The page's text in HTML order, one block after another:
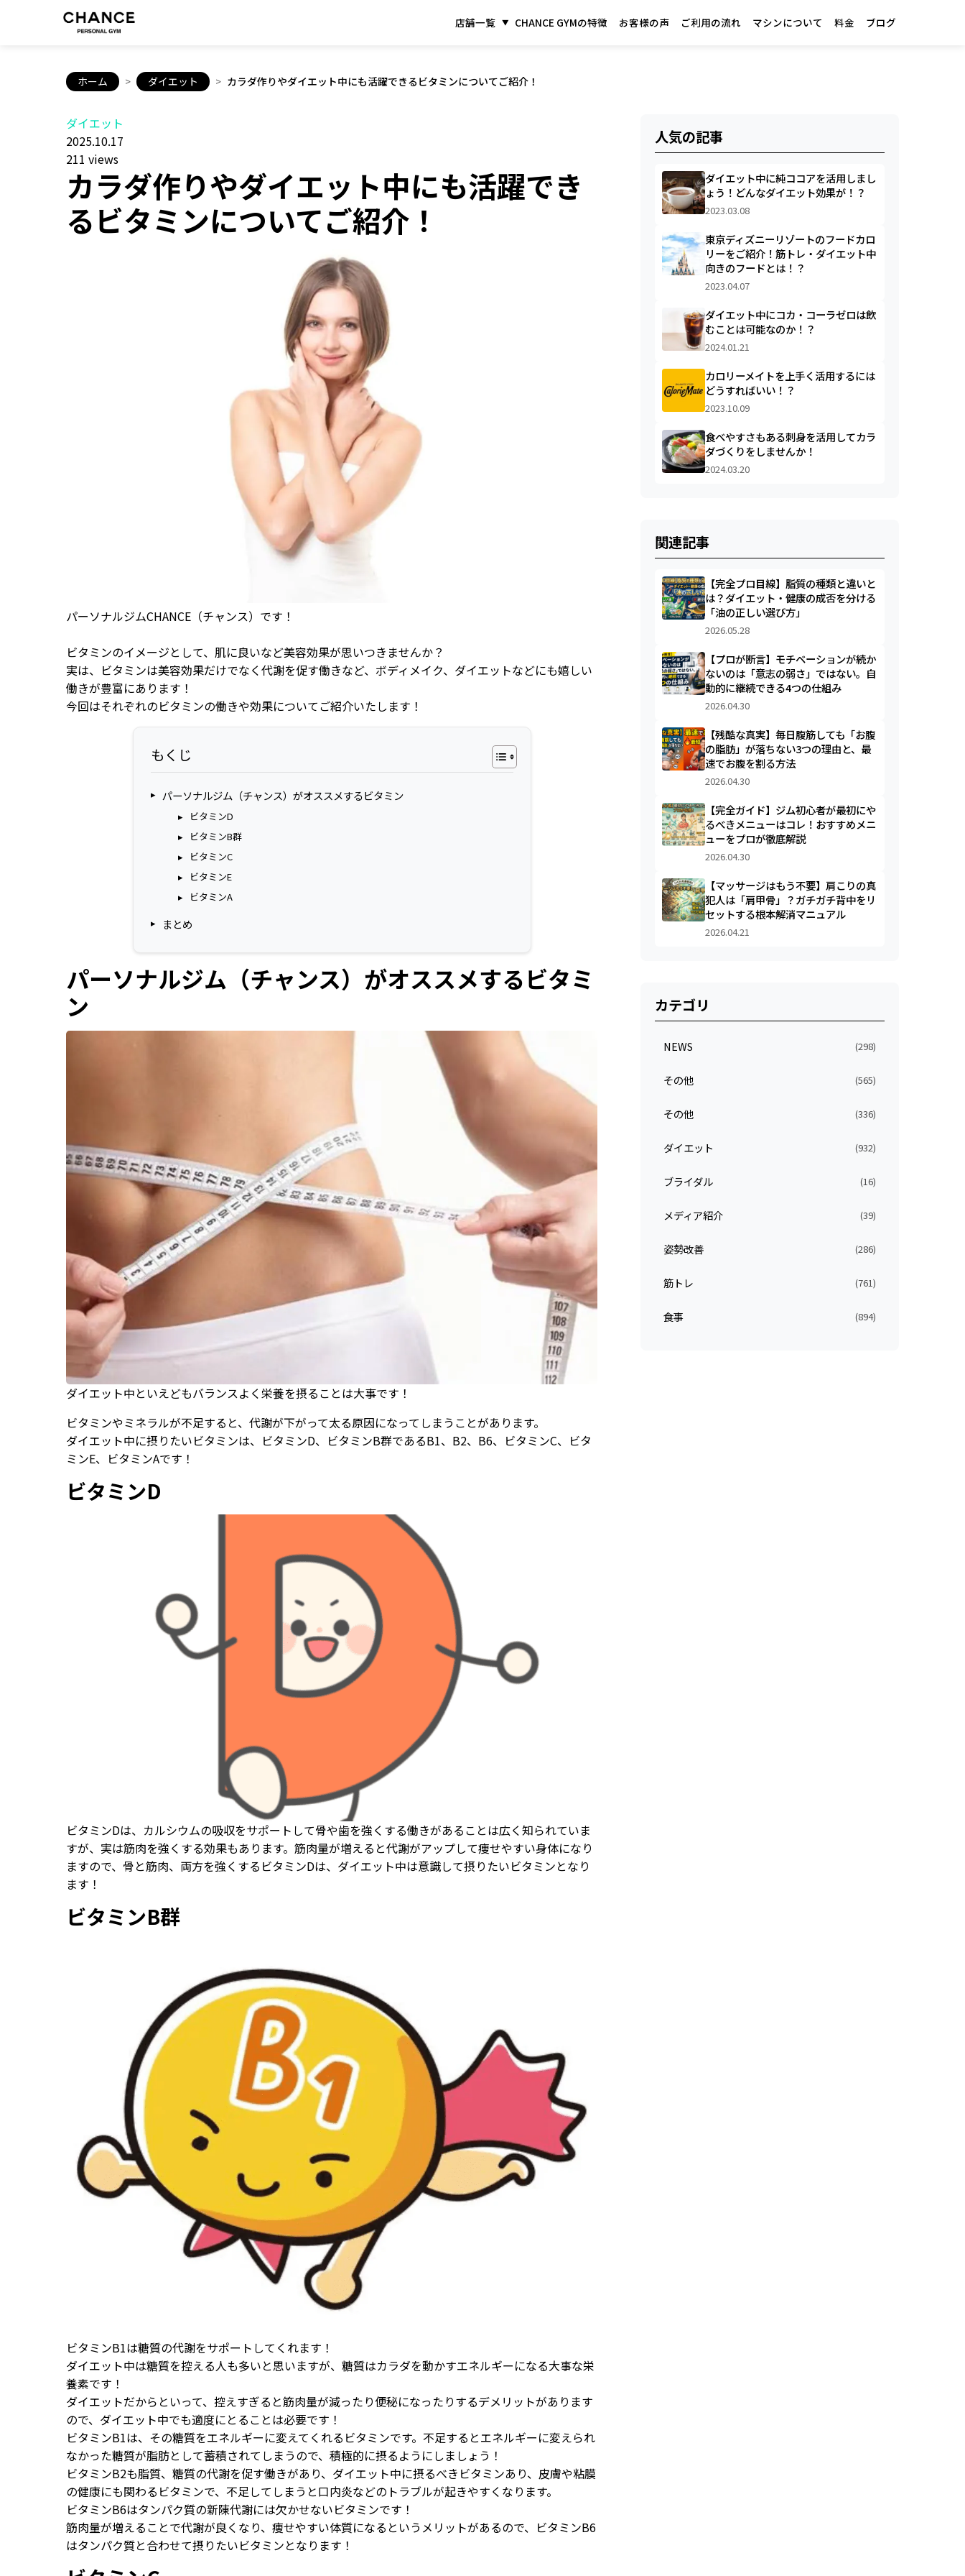
店舗一覧 CHANCE GYMの特徴 お客様の声 ご利用の流れ マシンについて 料金 ブログ
ホーム > ダイエット > カラダ作りやダイエット中にも活躍できるビタミンについてご紹介！
ダイエット
2025.10.17
211 views
カラダ作りやダイエット中にも活躍でき
るビタミンについてご紹介！
パーソナルジムCHANCE（チャンス）です！
ビタミンのイメージとして、肌に良いなど美容効果が思いつきませんか？
実は、ビタミンは美容効果だけでなく代謝を促す働きなど、ボディメイク、ダイエットなどにも嬉しい
働きが豊富にあります！
今回はそれぞれのビタミンの働きや効果についてご紹介いたします！
もくじ
パーソナルジム（チャンス）がオススメするビタミン
ビタミンD
ビタミンB群
ビタミンC
ビタミンE
ビタミンA
まとめ
パーソナルジム（チャンス）がオススメするビタミ
ン
ダイエット中といえどもバランスよく栄養を摂ることは大事です！
ビタミンやミネラルが不足すると、代謝が下がって太る原因になってしまうことがあります。
ダイエット中に摂りたいビタミンは、ビタミンD、ビタミンB群であるB1、B2、B6、ビタミンC、ビタ
ミンE、ビタミンAです！
ビタミンD
ビタミンDは、カルシウムの吸収をサポートして骨や歯を強くする働きがあることは広く知られていま
すが、実は筋肉を強くする効果もあります。筋肉量が増えると代謝がアップして痩せやすい身体になり
ますので、骨と筋肉、両方を強くするビタミンDは、ダイエット中は意識して摂りたいビタミンとなり
ます！
ビタミンB群
ビタミンB1は糖質の代謝をサポートしてくれます！
ダイエット中は糖質を控える人も多いと思いますが、糖質はカラダを動かすエネルギーになる大事な栄
養素です！
ダイエットだからといって、控えすぎると筋肉量が減ったり便秘になったりするデメリットがあります
ので、ダイエット中でも適度にとることは必要です！
ビタミンB1は、その糖質をエネルギーに変えてくれるビタミンです。不足するとエネルギーに変えられ
なかった糖質が脂肪として蓄積されてしまうので、積極的に摂るようにしましょう！
ビタミンB2も脂質、糖質の代謝を促す働きがあり、ダイエット中に摂るべきビタミンあり、皮膚や粘膜
の健康にも関わるビタミンで、不足してしまうと口内炎などのトラブルが起きやすくなります。
ビタミンB6はタンパク質の新陳代謝には欠かせないビタミンです！
筋肉量が増えることで代謝が良くなり、痩せやすい体質になるというメリットがあるので、ビタミンB6
はタンパク質と合わせて摂りたいビタミンとなります！
人気の記事
ダイエット中に純ココアを活用しまし
ょう！どんなダイエット効果が！？
2023.03.08
東京ディズニーリゾートのフードカロ
リーをご紹介！筋トレ・ダイエット中
向きのフードとは！？
2023.04.07
ダイエット中にコカ・コーラゼロは飲
むことは可能なのか！？
2024.01.21
カロリーメイトを上手く活用するには
どうすればいい！？
2023.10.09
食べやすさもある刺身を活用してカラ
ダづくりをしませんか！
2024.03.20
関連記事
【完全プロ目線】脂質の種類と違いと
は？ダイエット・健康の成否を分ける
「油の正しい選び方」
2026.05.28
【プロが断言】モチベーションが続か
ないのは「意志の弱さ」ではない。自
動的に継続できる4つの仕組み
2026.04.30
【残酷な真実】毎日腹筋しても「お腹
の脂肪」が落ちない3つの理由と、最
速でお腹を割る方法
2026.04.30
【完全ガイド】ジム初心者が最初にや
るべきメニューはコレ！おすすめメニ
ューをプロが徹底解説
2026.04.30
【マッサージはもう不要】肩こりの真
犯人は「肩甲骨」？ガチガチ背中をリ
セットする根本解消マニュアル
2026.04.21
カテゴリ
NEWS (298)
その他 (565)
その他 (336)
ダイエット (932)
ブライダル (16)
メディア紹介 (39)
姿勢改善 (286)
筋トレ (761)
食事 (894)